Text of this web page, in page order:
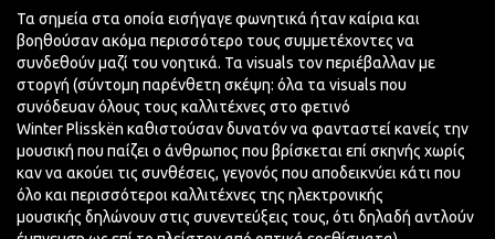
Τα σημεία στα οποία εισήγαγε φωνητικά ήταν καίρια και
βοηθούσαν ακόμα περισσότερο τους συμμετέχοντες να
συνδεθούν μαζί του νοητικά. Τα visuals τον περιέβαλλαν με
στοργή (σύντομη παρένθετη σκέψη: όλα τα visuals που
συνόδευαν όλους τους καλλιτέχνες στο φετινό
WinterPlisskën καθιστούσαν δυνατόν να φανταστεί κανείς την
μουσική που παίζει ο άνθρωπος που βρίσκεται επί σκηνής χωρίς
καν να ακούει τις συνθέσεις, γεγονός που αποδεικνύει κάτι που
όλο και περισσότεροι καλλιτέχνες της ηλεκτρονικής
μουσικής δηλώνουνστις συνεντεύξεις τους, ότι δηλαδή αντλούν